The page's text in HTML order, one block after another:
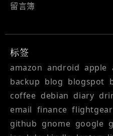
留言簿
标签
amazon android apple
backup blog blogspot
coffee debian diary
email finance flightgear
github gnome google